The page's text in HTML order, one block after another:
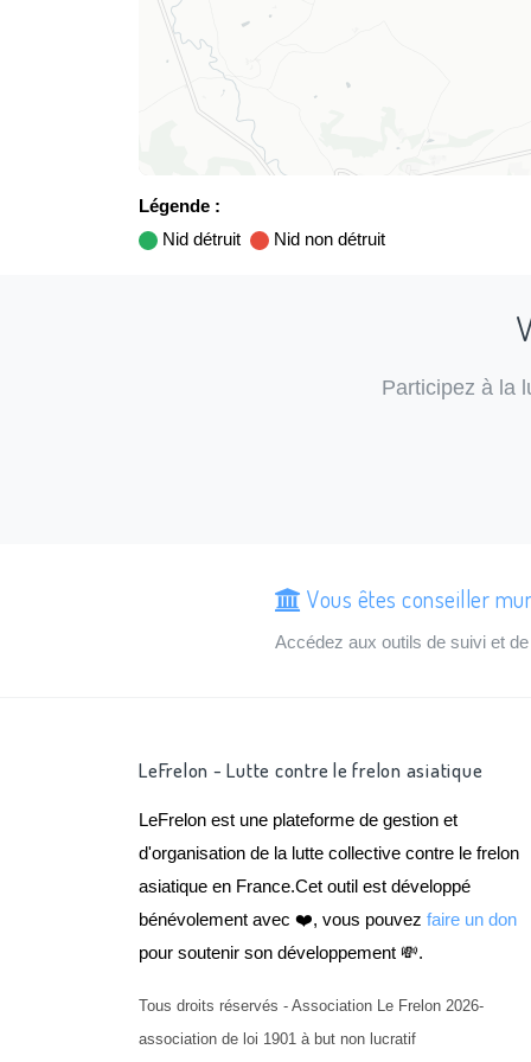
Légende :
Nid détruit
Nid non détruit
Participez à la
Vous êtes conseiller
Accédez aux outils de suivi et
LeFrelon - Lutte contre le frelon asiatique
LeFrelon est une plateforme de gestion et
d'organisation de la lutte collective contre le frelon
asiatique en France.Cet outil est développé
bénévolement avec ❤️, vous pouvez faire un don
pour soutenir son développement 💸.
Tous droits réservés - Association Le Frelon 2026-
association de loi 1901 à but non lucratif